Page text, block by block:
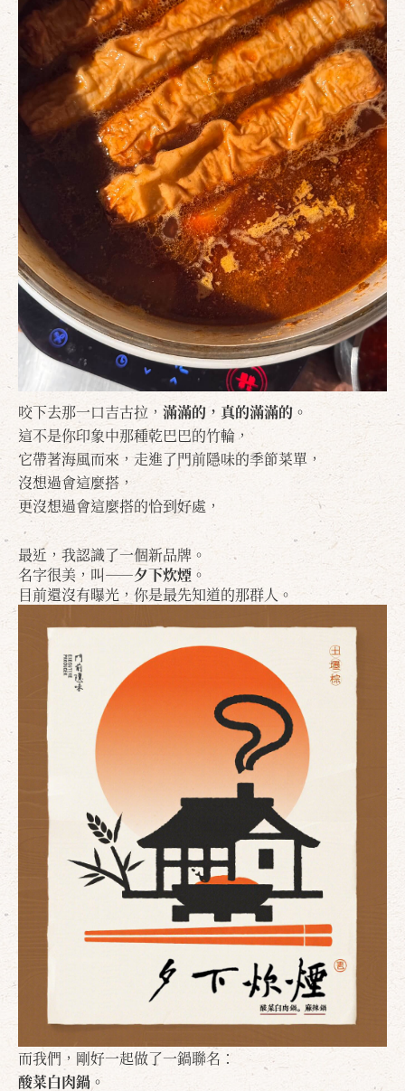
咬下去那一口吉古拉， 滿滿的，真的滿滿的。
這不是你印象中那種乾巴巴的竹輪，
它帶著海風而來，走進了門前隱味的季節菜單，
沒想過會這麼搭，
更沒想過會這麼搭的恰到好處，
最近，我認識了一個新品牌。
名字很美，叫——夕下炊煙 。
目前還沒有曝光，你是最先知道的那群人。
而我們，剛好一起做了一鍋聯名：
酸菜白肉鍋。